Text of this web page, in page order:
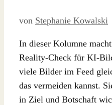
von Stephanie Kowalski
In dieser Kolumne
Reality-Check für KI-
viele Bilder im Feed
das vermeiden kannst.
in Ziel und Botschaft